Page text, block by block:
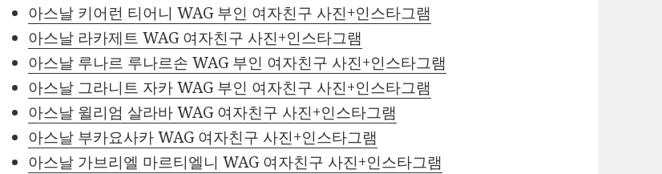
아스날 키어런 티어니 WAG 부인 여자친구 사진+인스타그램
아스날 라카제트 WAG 여자친구 사진+인스타그램
아스날 루나르 루나르손 WAG 부인 여자친구 사진+인스타그램
아스날 그라니트 자카 WAG 부인 여자친구 사진+인스타그램
아스날 윌리엄 살라바 WAG 여자친구 사진+인스타그램
아스날 부카요사카 WAG 여자친구 사진+인스타그램
아스날 가브리엘 마르티엘니 WAG 여자친구 사진+인스타그램